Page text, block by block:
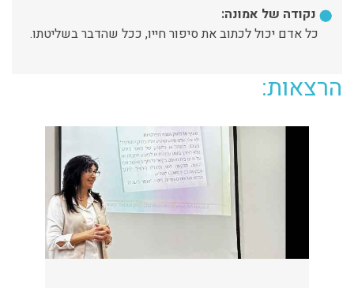
נקודה של אמונה:
כל אדם יכול לכתוב את סיפור חייו, ככל שהדבר בשליטתו.
הרצאות: